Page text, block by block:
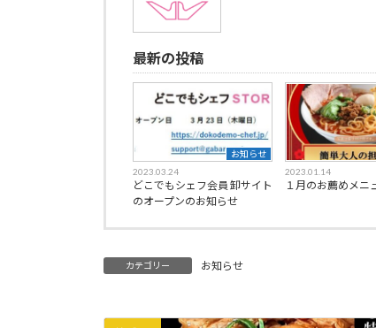
最新の投稿
お知らせ
2023.03.24
どこでもシェフ会員 卸サイト
のオープンのお知らせ
2023.01.14
１月のお薦めメニ
カテゴリー お知らせ